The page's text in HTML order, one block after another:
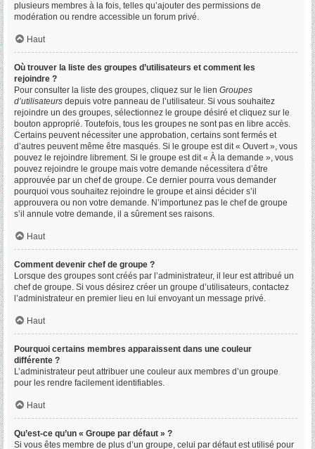
plusieurs membres à la fois, telles qu’ajouter des permissions de
modération ou rendre accessible un forum privé.
Haut
Où trouver la liste des groupes d’utilisateurs et comment les
rejoindre ?
Pour consulter la liste des groupes, cliquez sur le lien Groupes
d’utilisateurs depuis votre panneau de l’utilisateur. Si vous souhaitez
rejoindre un des groupes, sélectionnez le groupe désiré et cliquez sur le
bouton approprié. Toutefois, tous les groupes ne sont pas en libre accès.
Certains peuvent nécessiter une approbation, certains sont fermés et
d’autres peuvent même être masqués. Si le groupe est dit « Ouvert », vous
pouvez le rejoindre librement. Si le groupe est dit « À la demande », vous
pouvez rejoindre le groupe mais votre demande nécessitera d’être
approuvée par un chef de groupe. Ce dernier pourra vous demander
pourquoi vous souhaitez rejoindre le groupe et ainsi décider s’il
approuvera ou non votre demande. N’importunez pas le chef de groupe
s’il annule votre demande, il a sûrement ses raisons.
Haut
Comment devenir chef de groupe ?
Lorsque des groupes sont créés par l’administrateur, il leur est attribué un
chef de groupe. Si vous désirez créer un groupe d’utilisateurs, contactez
l’administrateur en premier lieu en lui envoyant un message privé.
Haut
Pourquoi certains membres apparaissent dans une couleur
différente ?
L’administrateur peut attribuer une couleur aux membres d’un groupe
pour les rendre facilement identifiables.
Haut
Qu’est-ce qu’un « Groupe par défaut » ?
Si vous êtes membre de plus d’un groupe, celui par défaut est utilisé pour